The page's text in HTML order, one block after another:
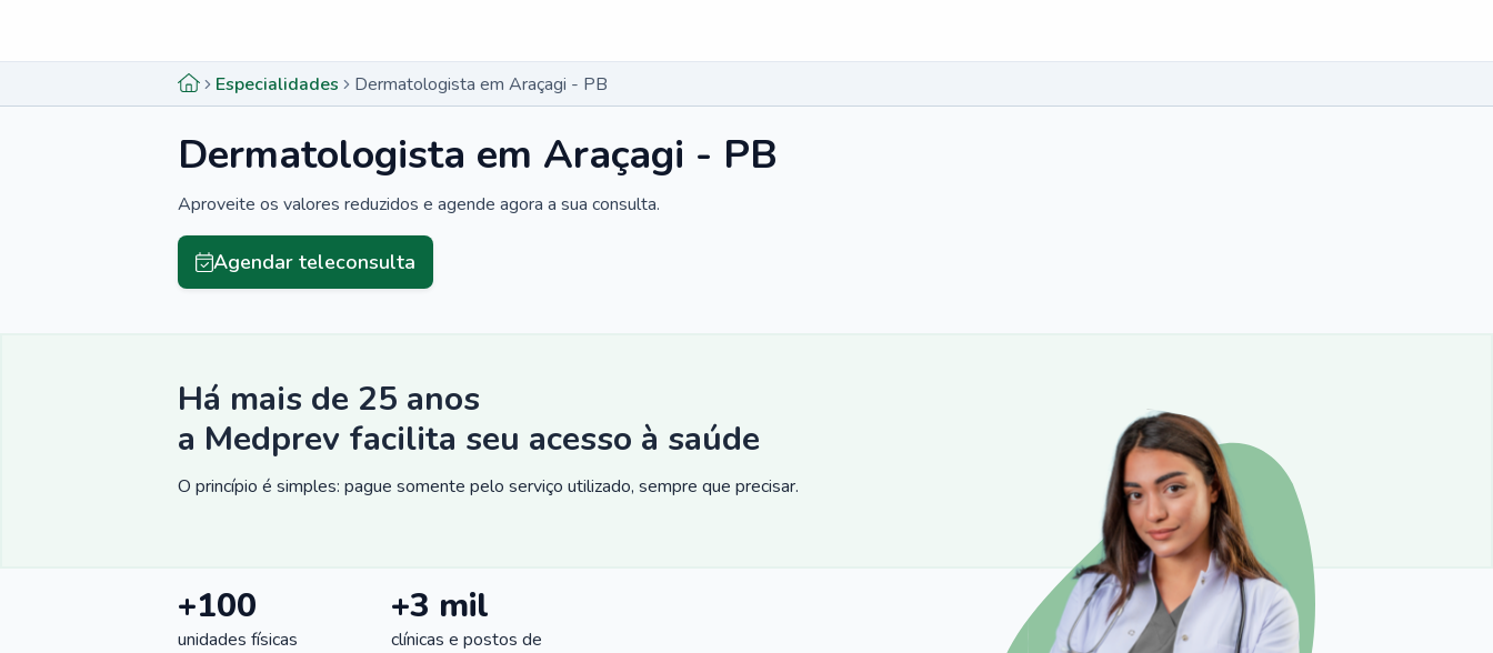
Especialidades Dermatologista em Araçagi - PB
Dermatologista em Araçagi - PB
Aproveite os valores reduzidos e agende agora a sua consulta.
Agendar teleconsulta
Há mais de 25 anos
a Medprev facilita seu acesso à saúde
O princípio é simples: pague somente pelo serviço utilizado, sempre que precisar.
+100
unidades físicas
+3 mil
clínicas e postos de